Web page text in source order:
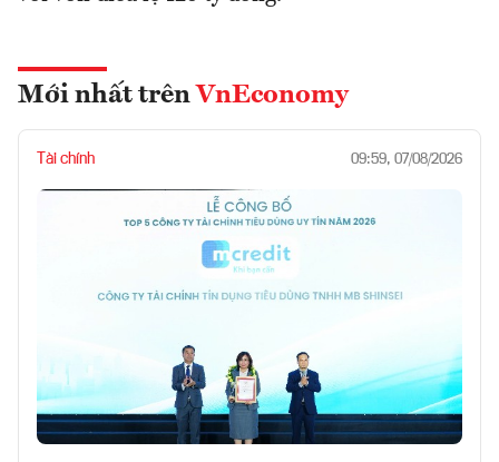
Mới nhất trên VnEconomy
Tài chính 09:59, 07/08/2026